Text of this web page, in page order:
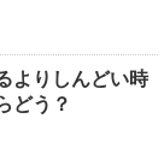
よりしんどい時
どう？